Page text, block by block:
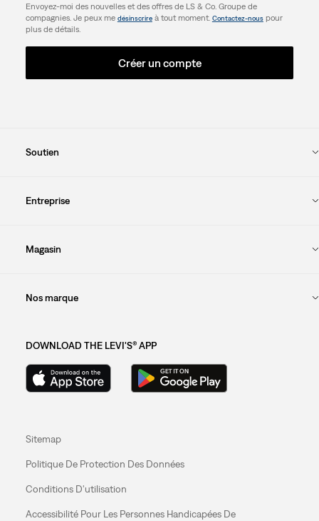
Envoyez-moi des nouvelles et des offres de LS & Co. Groupe de
compagnies. Je peux me désinscrireà tout moment. Contactez-nouspour
plus de détails.
Créer un compte
Soutien
Entreprise
Magasin
Nos marque
DOWNLOAD THE LEVI'S® APP
Sitemap
Politique De Protection Des Données
Conditions D'utilisation
Accessibilité Pour Les Personnes Handicapées De